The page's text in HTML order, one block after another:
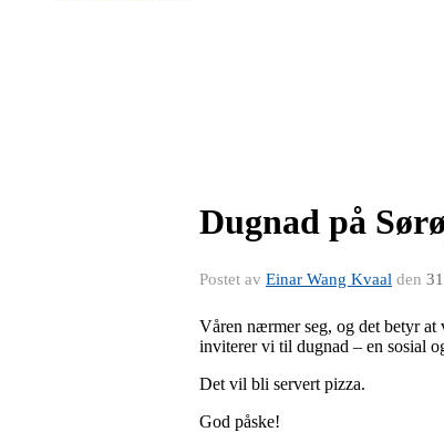
Dugnad på
Postet av Einar Wang Kvaal den
Våren nærmer seg, og det betyr at
inviterer vi til dugnad – en sosial
Det vil bli servert pizza.
God påske!